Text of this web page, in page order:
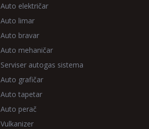
Auto električar
Auto limar
Auto bravar
Auto mehaničar
Serviser autogas sistema
Auto grafičar
Auto tapetar
Auto perač
Vulkanizer